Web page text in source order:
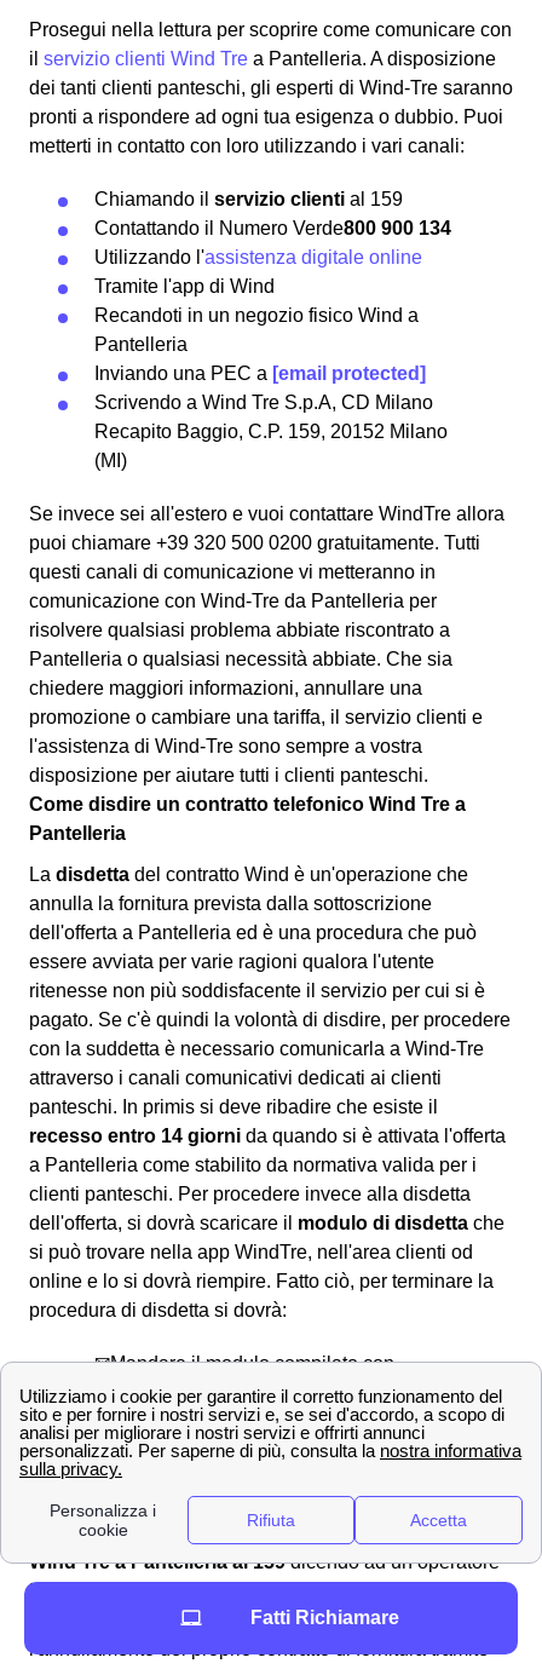
Prosegui nella lettura per scoprire come comunicare con
il servizio clienti Wind Tre a Pantelleria. A disposizione
dei tanti clienti panteschi, gli esperti di Wind-Tre saranno
pronti a rispondere ad ogni tua esigenza o dubbio. Puoi
metterti in contatto con loro utilizzando i vari canali:
Chiamando il servizio clienti al 159
Contattando il Numero Verde800 900 134
Utilizzando l'assistenza digitale online
Tramite l'app di Wind
Recandoti in un negozio fisico Wind a
Pantelleria
Inviando una PEC a [email protected]
Scrivendo a Wind Tre S.p.A, CD Milano
Recapito Baggio, C.P. 159, 20152 Milano
(MI)
Se invece sei all'estero e vuoi contattare WindTre allora
puoi chiamare +39 320 500 0200 gratuitamente. Tutti
questi canali di comunicazione vi metteranno in
comunicazione con Wind-Tre da Pantelleria per
risolvere qualsiasi problema abbiate riscontrato a
Pantelleria o qualsiasi necessità abbiate. Che sia
chiedere maggiori informazioni, annullare una
promozione o cambiare una tariffa, il servizio clienti e
l'assistenza di Wind-Tre sono sempre a vostra
disposizione per aiutare tutti i clienti panteschi.
Come disdire un contratto telefonico Wind Tre a
Pantelleria
La disdetta del contratto Wind è un'operazione che
annulla la fornitura prevista dalla sottoscrizione
dell'offerta a Pantelleria ed è una procedura che può
essere avviata per varie ragioni qualora l'utente
ritenesse non più soddisfacente il servizio per cui si è
pagato. Se c'è quindi la volontà di disdire, per procedere
con la suddetta è necessario comunicarla a Wind-Tre
attraverso i canali comunicativi dedicati ai clienti
panteschi. In primis si deve ribadire che esiste il
recesso entro 14 giorni da quando si è attivata l'offerta
a Pantelleria come stabilito da normativa valida per i
clienti panteschi. Per procedere invece alla disdetta
dell'offerta, si dovrà scaricare il modulo di disdetta che
si può trovare nella app WindTre, nell'area clienti od
online e lo si dovrà riempire. Fatto ciò, per terminare la
procedura di disdetta si dovrà:
✉Mandare il modulo compilato con
raccomandata A/R all'indirizzo: WIND Tre
S.p.A. CD Milano recapito Baggio CP 159
Milano (MI) 20152
📧 Inviarlo via PEC a:
Un altro metodo è anche
chiamare il servizio clienti
Wind Tre a Pantelleria al 159dicendo ad un operatore
la propria intenzione di disdire e seguendo la procedura
che verrà indicata. Si noti chenonsi può effettuare
l'annullamento del proprio contratto di fornitura tramite
Fatti Richiamare